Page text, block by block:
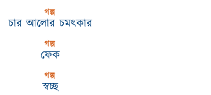
গল্প
চার আলোর চমৎকার
গল্প
ফেক
গল্প
স্বচ্ছ